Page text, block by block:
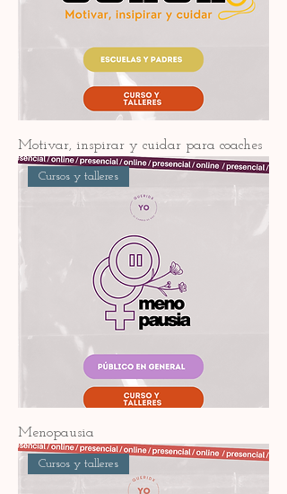
Motivar, inspirar y cuidar para coaches
Cursos y talleres
Menopausia
Cursos y talleres